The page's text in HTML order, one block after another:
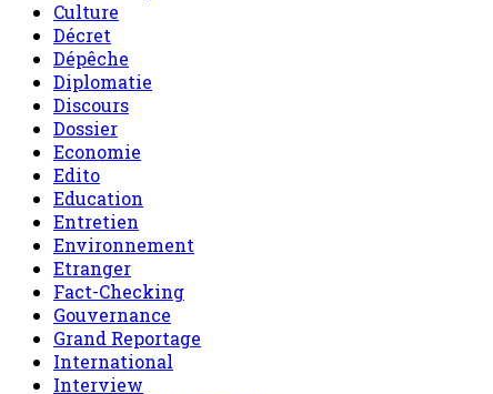
Culture
Décret
Dépêche
Diplomatie
Discours
Dossier
Economie
Edito
Education
Entretien
Environnement
Etranger
Fact-Checking
Gouvernance
Grand Reportage
International
Interview